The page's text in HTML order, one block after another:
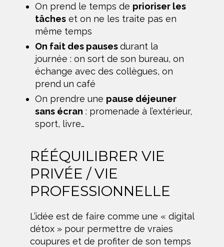
On prend le temps de prioriser les
tâches et on ne les traite pas en
même temps
On fait des pausesdurant la
journée : on sort de son bureau, on
échange avec des collègues, on
prend un café
On prendre une pause déjeuner
sans écran : promenade à l’extérieur,
sport, livre…
RÉÉQUILIBRER VIE
PRIVÉE / VIE
PROFESSIONNELLE
L’idée est de faire comme une « digital
détox » pour permettre de vraies
coupures et de profiter de son temps